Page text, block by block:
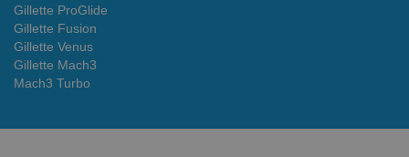
Gillette ProGlide
Gillette Fusion
Gillette Venus
Gillette Mach3
Mach3 Turbo